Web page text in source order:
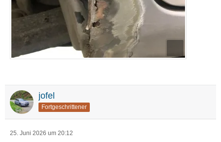
jofel
Fortgeschrittener
25. Juni 2026 um 20:12